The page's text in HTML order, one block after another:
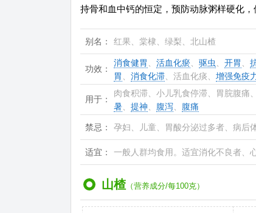
持骨和血中钙的恒定，预防动脉粥样硬化，
别名： 红果、棠棣、绿梨、北山楂
功效：
消食健胃 活血化瘀 驱虫 开胃
胃
消食化滞 、活血化痰、 增强免疫
用于：
肉食积滞、小儿乳食停滞、胃脘腹痛
暑
提神 腹泻 腹痛
禁忌： 孕妇、儿童、胃酸分泌过多者、病后
适宜： 一般人群均食用。适宜消化不良者、
山楂 （营养成分/每100克）